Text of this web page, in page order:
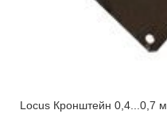
Locus Кронштейн 0,4...0,7 м